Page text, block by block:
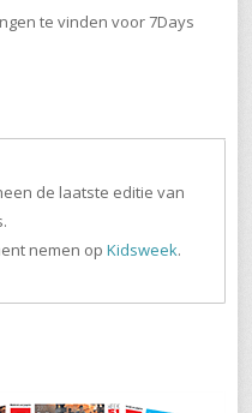
te vinden voor 7Days
de laatste editie van
nemen op Kidsweek.